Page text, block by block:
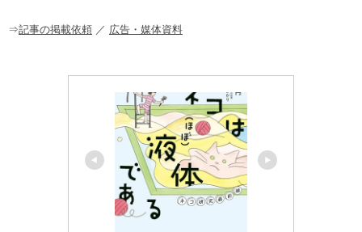
o
⇒記事の掲載依頼 ／ 広告・媒体資料